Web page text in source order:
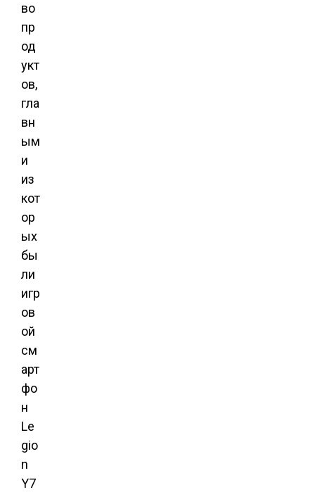
во
пр
од
укт
ов,
гла
вн
ым
и
из
кот
ор
ых
бы
ли
игр
ов
ой
см
арт
фо
н
Le
gio
n
Y7